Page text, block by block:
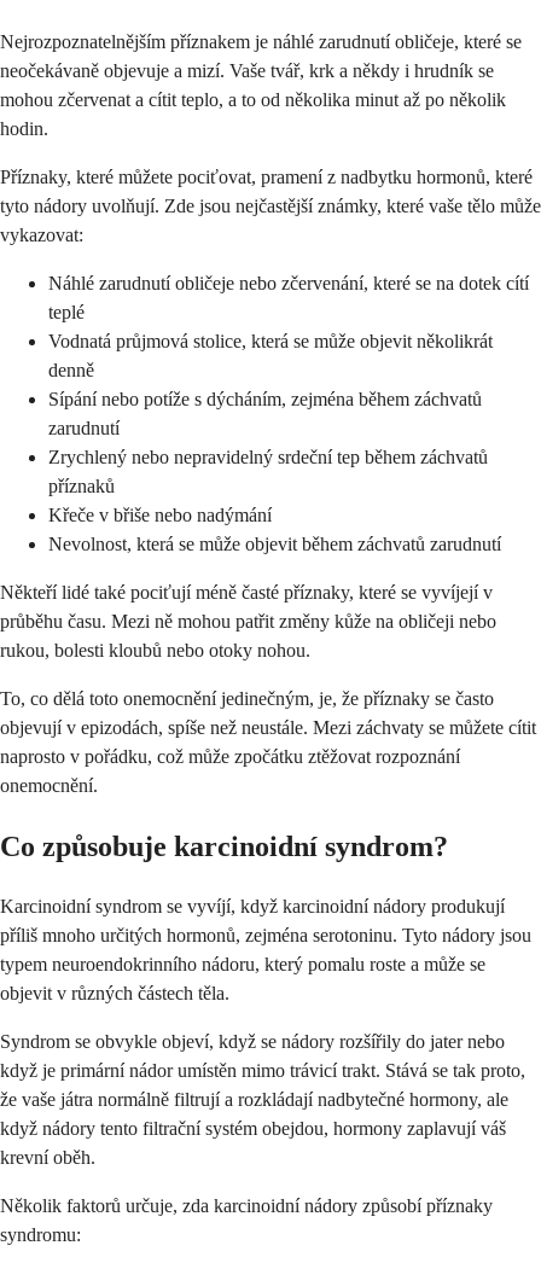
Nejrozpoznatelnějším příznakem je náhlé zarudnutí obličeje, které se
neočekávaně objevuje a mizí. Vaše tvář, krk a někdy i hrudník se
mohou zčervenat a cítit teplo, a to od několika minut až po několik
hodin.
Příznaky, které můžete pociťovat, pramení z nadbytku hormonů, které
tyto nádory uvolňují. Zde jsou nejčastější známky, které vaše tělo může
vykazovat:
Náhlé zarudnutí obličeje nebo zčervenání, které se na dotek cítí
teplé
Vodnatá průjmová stolice, která se může objevit několikrát
denně
Sípání nebo potíže s dýcháním, zejména během záchvatů
zarudnutí
Zrychlený nebo nepravidelný srdeční tep během záchvatů
příznaků
Křeče v břiše nebo nadýmání
Nevolnost, která se může objevit během záchvatů zarudnutí
Někteří lidé také pociťují méně časté příznaky, které se vyvíjejí v
průběhu času. Mezi ně mohou patřit změny kůže na obličeji nebo
rukou, bolesti kloubů nebo otoky nohou.
To, co dělá toto onemocnění jedinečným, je, že příznaky se často
objevují v epizodách, spíše než neustále. Mezi záchvaty se můžete cítit
naprosto v pořádku, což může zpočátku ztěžovat rozpoznání
onemocnění.
Co způsobuje karcinoidní syndrom?
Karcinoidní syndrom se vyvíjí, když karcinoidní nádory produkují
příliš mnoho určitých hormonů, zejména serotoninu. Tyto nádory jsou
typem neuroendokrinního nádoru, který pomalu roste a může se
objevit v různých částech těla.
Syndrom se obvykle objeví, když se nádory rozšířily do jater nebo
když je primární nádor umístěn mimo trávicí trakt. Stává se tak proto,
že vaše játra normálně filtrují a rozkládají nadbytečné hormony, ale
když nádory tento filtrační systém obejdou, hormony zaplavují váš
krevní oběh.
Několik faktorů určuje, zda karcinoidní nádory způsobí příznaky
syndromu: